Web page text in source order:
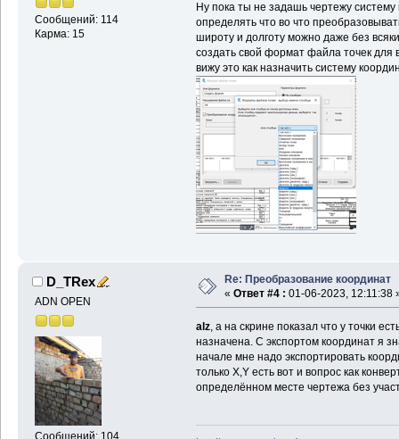
Сообщений: 114
Карма: 15
Ну пока ты не задашь чертежу систему
определять что во что
широту и долготу можно даже без
создать свой формат файла точек для
вижу это как назначить систему
D_TRex
ADN OPEN
Сообщений: 104
Re: Преобразование координат
« Ответ #4 : 01-06-2023, 12:11:38
alz, а на скрине показал что у точки
назначена. С экспортом координат я
начале мне надо экспортировать
только X,Y есть вот и вопрос как
определённом месте чертежа без